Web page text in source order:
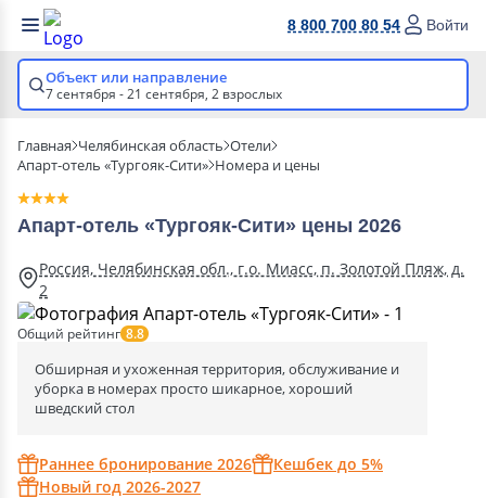
8 800 700 80 54 Войти
Объект или направление
7 сентября - 21 сентября, 2 взрослых
Главная Челябинская область Отели
Апарт-отель «Тургояк-Сити» Номера и цены
Апарт-отель «Тургояк-Сити» цены 2026
Россия, Челябинская обл., г.о. Миасс, п. Золотой Пляж, д.
2
Общий рейтинг 8.8
Обширная и ухоженная территория, обслуживание и
уборка в номерах просто шикарное, хороший
шведский стол
Раннее бронирование 2026
Кешбек до 5%
Новый год 2026-2027